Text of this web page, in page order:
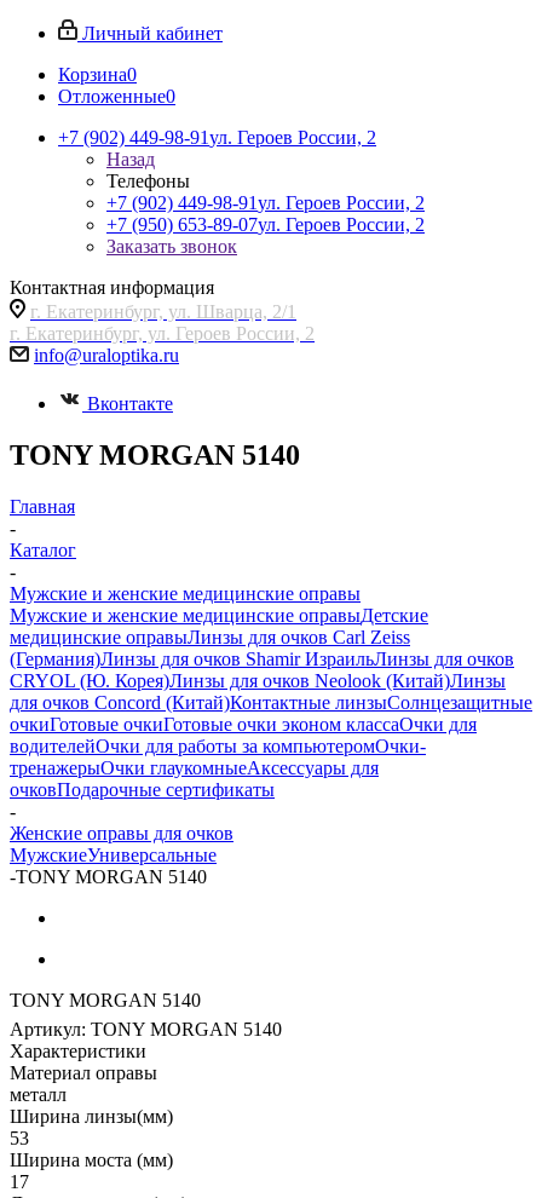
Личный кабинет
Корзина0
Отложенные0
+7 (902) 449-98-91ул. Героев России, 2
Назад
Телефоны
+7 (902) 449-98-91ул. Героев России, 2
+7 (950) 653-89-07ул. Героев России, 2
Заказать звонок
Контактная информация
г. Екатеринбург, ул. Шварца, 2/1
г. Екатеринбург, ул. Героев России, 2
info@uraloptika.ru
Вконтакте
TONY MORGAN 5140
Главная
-
Каталог
-
Мужские и женские медицинские оправы
Мужские и женские медицинские оправыДетские
медицинские оправыЛинзы для очков Carl Zeiss
(Германия)Линзы для очков Shamir ИзраильЛинзы для очков
CRYOL (Ю. Корея)Линзы для очков Neolook (Китай)Линзы
для очков Concord (Китай)Контактные линзыСолнцезащитные
очкиГотовые очкиГотовые очки эконом классаОчки для
водителейОчки для работы за компьютеромОчки-
тренажерыОчки глаукомныеАксессуары для
очковПодарочные сертификаты
-
Женские оправы для очков
МужскиеУниверсальные
-TONY MORGAN 5140
TONY MORGAN 5140
Артикул: TONY MORGAN 5140
Характеристики
Материал оправы
металл
Ширина линзы(мм)
53
Ширина моста (мм)
17